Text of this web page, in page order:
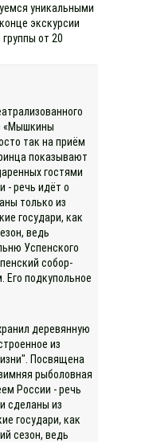
уникальными
экскурсии
от 20
«Мышкины
так на приём
показывают
гостями
- речь идёт о
только из
государи, как
ведь
Успенского
собор-
Его подкупольное
деревянную
из
Посвящена
рыболовная
России - речь
сделаны из
государи, как
сезон, ведь